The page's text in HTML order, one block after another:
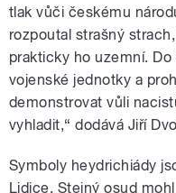
tlak vůči českému
rozpoutal strašný
prakticky ho uzemní.
vojenské jednotky a
demonstrovat vůli
vyhladit,“ dodává Jiří
Symboly heydrichiády
Lidice. Stejný osud